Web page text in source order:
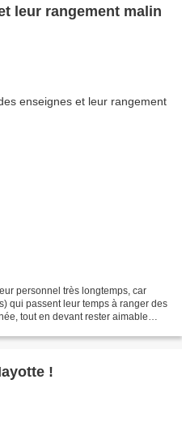
leur rangement malin
personnel très longtemps, car
qui passent leur temps à ranger des
tout en devant rester aimable
!